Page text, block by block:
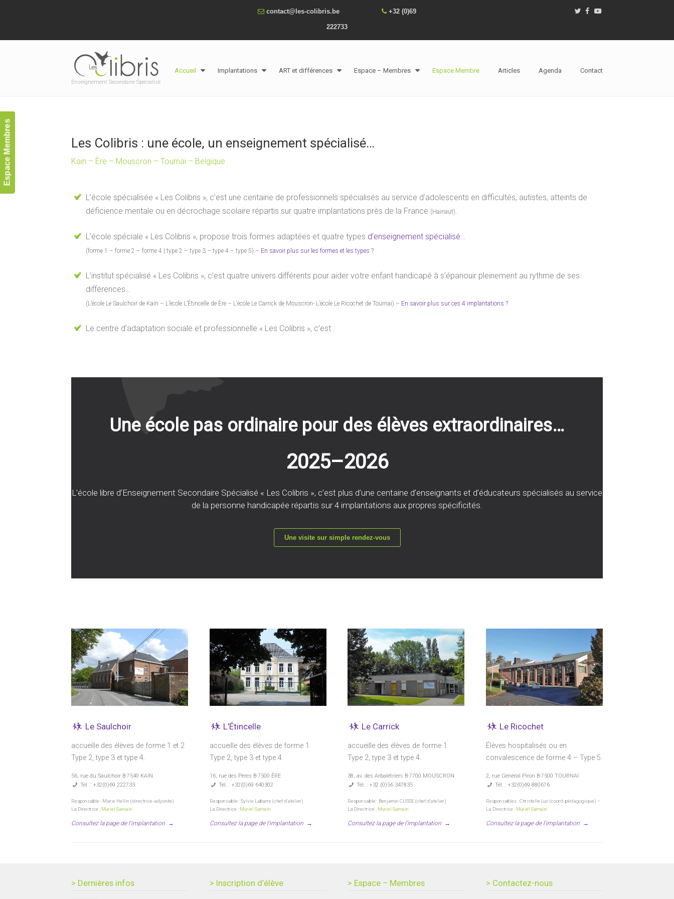
Espace Membres
contact@les-colibris.be +32 (0)69
222733
Enseignement Secondaire Spécialisé
Accueil Implantations ART et différences Espace – Membres Espace Membre Articles Agenda Contact
Les Colibris : une école, un enseignement spécialisé…
Kain – Ère – Mouscron – Tournai – Belgique
L’école spécialisée « Les Colibris », c’est une centaine de professionnels spécialisés au service d’adolescents en difficultés, autistes, atteints de
déficience mentale ou en décrochage scolaire répartis sur quatre implantations près de la France (Hainaut).
L’école spéciale « Les Colibris », propose trois formes adaptées et quatre types d’enseignement spécialisé…
(forme 1 – forme 2 – forme 4 | type 2 – type 3 – type 4 – type 5) – En savoir plus sur les formes et les types ?
L’institut spécialisé « Les Colibris », c’est quatre univers différents pour aider votre enfant handicapé à s’épanouir pleinement au rythme de ses
différences…
(L’école Le Saulchoir de Kain – L’école L’Étincelle de Ère – L’école Le Carrick de Mouscron- L’école Le Ricochet de Tournai) – En savoir plus sur ces 4 implantations ?
Le centre d’adaptation sociale et professionnelle « Les Colibris », c’est :
Une école pas ordinaire pour des élèves extraordinaires…
2025–2026
L’école libre d’Enseignement Secondaire Spécialisé « Les Colibris », c’est plus d’une centaine d’enseignants et d’éducateurs spécialisés au service
de la personne handicapée répartis sur 4 implantations aux propres spécificités.
Une visite sur simple rendez-vous
Le Saulchoir
accueille des élèves de forme 1 et 2
Type 2, type 3 et type 4.
56, rue du Saulchoir B-7540 KAIN
Tél. : +32(0)69 222733
Responsable : Marie Hellin (directrice-adjointe)
La Directrice : Muriel Samain
Consultez la page de l'implantation →
L’Étincelle
accueille des élèves de forme 1
Type 2, type 3 et type 4.
16, rue des Pères B-7500 ÈRE
Tél. : +32(0)69 640302
Responsable : Sylvie Labarre (chef d’atelier)
La Directrice : Muriel Samain
Consultez la page de l'implantation →
Le Carrick
accueille des élèves de forme 1
Type 2, type 3 et type 4.
38, av. des Arbalétriers B-7700 MOUSCRON
Tél. : +32 (0)56 347835
Responsable : Benjamin CUSSE (chef d’atelier)
La Directrice : Muriel Samain
Consultez la page de l'implantation →
Le Ricochet
Élèves hospitalisés ou en
convalescence de forme 4 – Type 5.
2, rue Général Piron B-7500 TOURNAI
Tél. : +32(0)69 880676
Responsables : Christelle Luc (coord. pédagogique) –
La Directrice : Muriel Samain
Consultez la page de l'implantation →
> Dernières infos > Inscription d’élève > Espace – Membres > Contactez-nous